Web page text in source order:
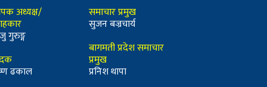
अध्यक्ष/
गुरुङ्ग
ढकाल
समाचार प्रमुख
सुजन बज्रचार्य
बागमती प्रदेश समाचार
प्रमुख
प्रनिश थापा